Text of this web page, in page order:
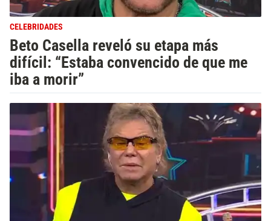
CELEBRIDADES
Beto Casella reveló su etapa más
difícil: “Estaba convencido de que me
iba a morir”